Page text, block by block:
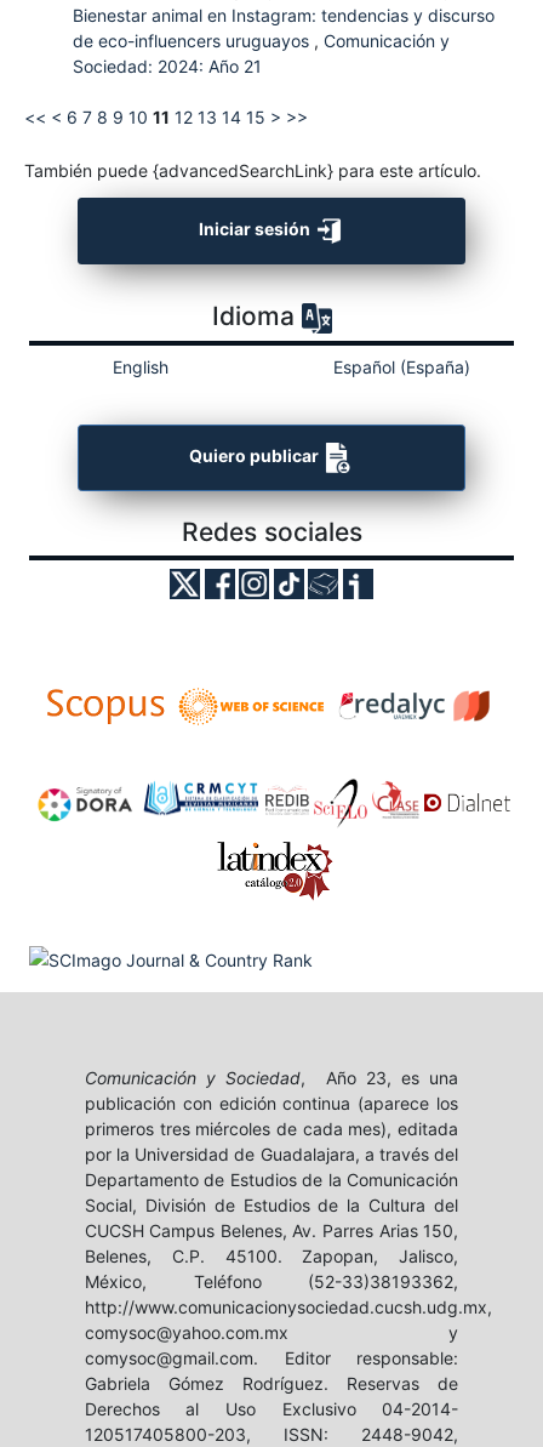
Bienestar animal en Instagram: tendencias y discurso
de eco-influencers uruguayos , Comunicación y
Sociedad: 2024: Año 21
<< < 6 7 8 9 10 11 12 13 14 15 > >>
También puede {advancedSearchLink} para este artículo.
Iniciar sesión
Idioma
English Español (España)
Quiero publicar
Redes sociales
Comunicación y Sociedad, Año 23, es una
publicación con edición continua (aparece los
primeros tres miércoles de cada mes), editada
por la Universidad de Guadalajara, a través del
Departamento de Estudios de la Comunicación
Social, División de Estudios de la Cultura del
CUCSH Campus Belenes, Av. Parres Arias 150,
Belenes, C.P. 45100. Zapopan, Jalisco,
México, Teléfono (52-33)38193362,
http://www.comunicacionysociedad.cucsh.udg.mx,
comysoc@yahoo.com.mx y
comysoc@gmail.com. Editor responsable:
Gabriela Gómez Rodríguez. Reservas de
Derechos al Uso Exclusivo 04-2014-
120517405800-203, ISSN: 2448-9042,